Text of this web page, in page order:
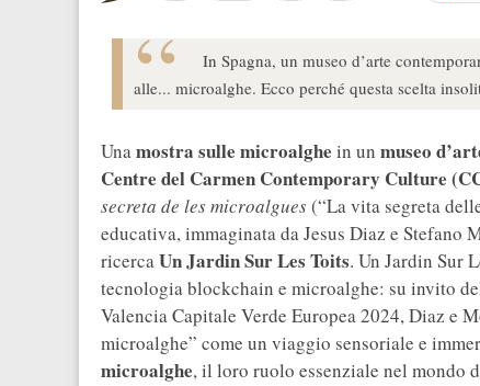
In Spagna, un museo d’arte
alle... microalghe. Ecco perché questa scelta
Unamostra sulle microalghe in un museo
Centre del Carmen Contemporary Culture
secreta de les microalgues(“La vita segreta
educativa, immaginata da Jesus Diaz e
ricercaUn Jardin Sur Les Toits. Un Jardin Sur
tecnologia blockchain e microalghe: su invito
Valencia Capitale Verde Europea 2024, Diaz e
microalghe” come un viaggio sensoriale e
microalghe, il loro ruolo essenziale nel mondo